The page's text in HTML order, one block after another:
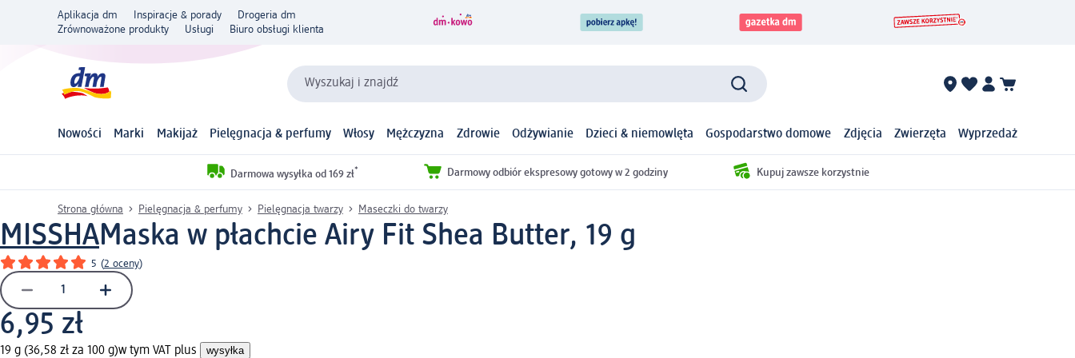
Aplikacja dm Inspiracje & porady
Drogeria dm
Zrównoważone produkty
Usługi Biuro obsługi klienta
Wyszukaj i znajdź
Nowości Marki Makijaż Pielęgnacja & perfumy Włosy Mężczyzna Zdrowie Odżywianie Dzieci & niemowlęta Gospodarstwo domowe Zdjęcia Zwierzęta Wyprzedaż
Darmowa wysyłka od 169 zł* Darmowy odbiór ekspresowy gotowy w 2 godziny Kupuj zawsze korzystnie
Strona główna Pielęgnacja & perfumy Pielęgnacja twarzy Maseczki do twarzy
MISSHAMaska w płachcie Airy Fit Shea Butter, 19 g
5 (2 oceny)
6,95 zł
19 g (36,58 zł za 100 g)w tym VAT plus wysyłka